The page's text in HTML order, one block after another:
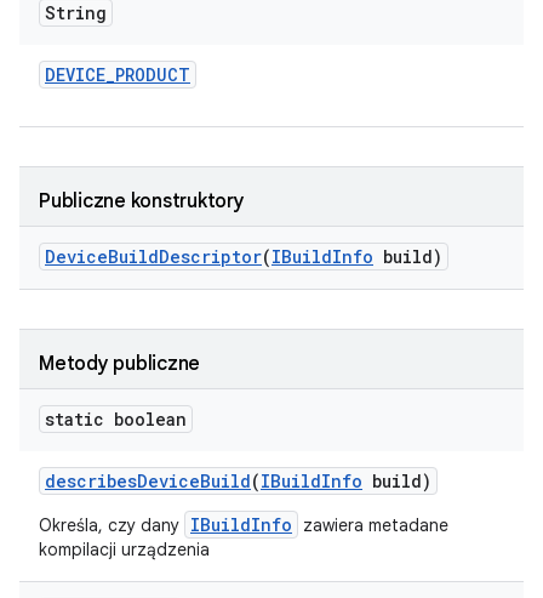
String
DEVICE_PRODUCT
Publiczne konstruktory
DeviceBuildDescriptor(IBuildInfo build)
Metody publiczne
static boolean
describesDeviceBuild(IBuildInfo build)
Określa, czy dany IBuildInfo
zawiera metadane
kompilacji urządzenia